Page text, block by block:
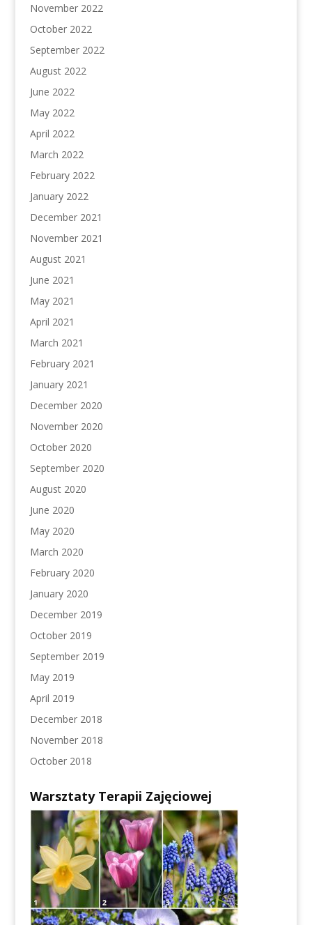
November 2022
October 2022
September 2022
August 2022
June 2022
May 2022
April 2022
March 2022
February 2022
January 2022
December 2021
November 2021
August 2021
June 2021
May 2021
April 2021
March 2021
February 2021
January 2021
December 2020
November 2020
October 2020
September 2020
August 2020
June 2020
May 2020
March 2020
February 2020
January 2020
December 2019
October 2019
September 2019
May 2019
April 2019
December 2018
November 2018
October 2018
Warsztaty Terapii Zajęciowej